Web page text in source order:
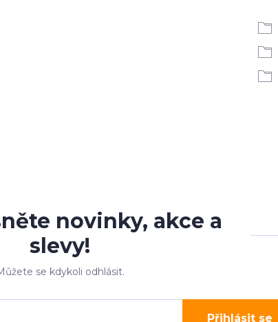
novinky, akce a
slevy!
se kdykoli odhlásit.
Přihlásit se